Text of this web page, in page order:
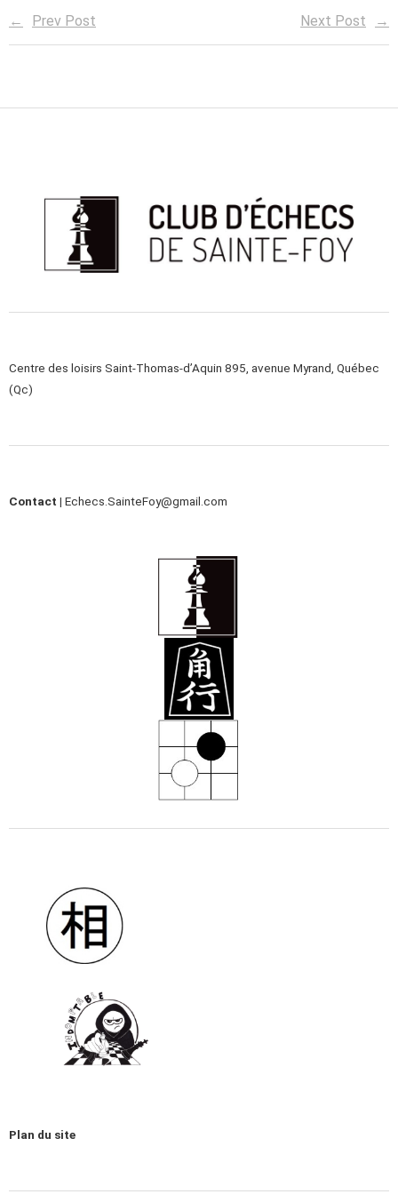
Prev Post Next Post
Centre des loisirs Saint-Thomas-d’Aquin 895, avenue Myrand, Québec
(Qc)
Contact | Echecs.SainteFoy@gmail.com
Plan du site